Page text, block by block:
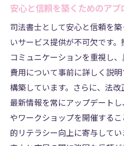
安心と信頼を築くためのアプ
司法書士として安心と信頼を
いサービス提供が不可欠です
コミュニケーションを重視し
費用について事前に詳しく説
構築しています。さらに、法
最新情報を常にアップデート
やワークショップを開催する
的リテラシー向上に寄与して